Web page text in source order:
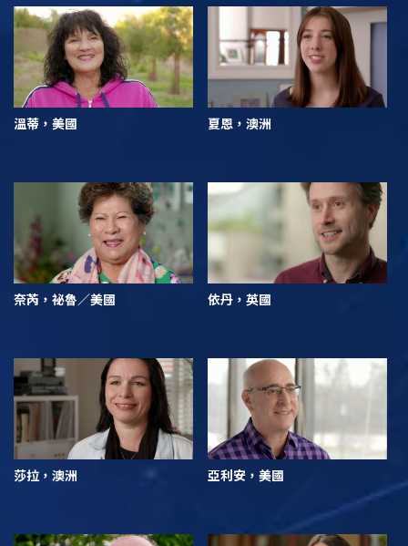
溫蒂，美國 夏恩，澳洲
奈芮，祕魯／美國 依丹，英國
莎拉，澳洲 亞利安，美國